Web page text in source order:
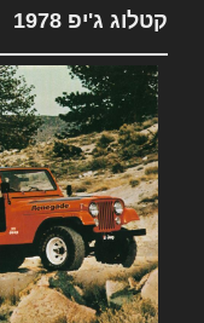
קטלוג ג'יפ 1978